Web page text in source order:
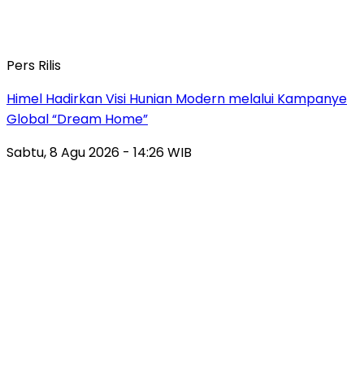
Pers Rilis
Himel Hadirkan Visi Hunian Modern melalui Kampanye
Global “Dream Home”
Sabtu, 8 Agu 2026 - 14:26 WIB